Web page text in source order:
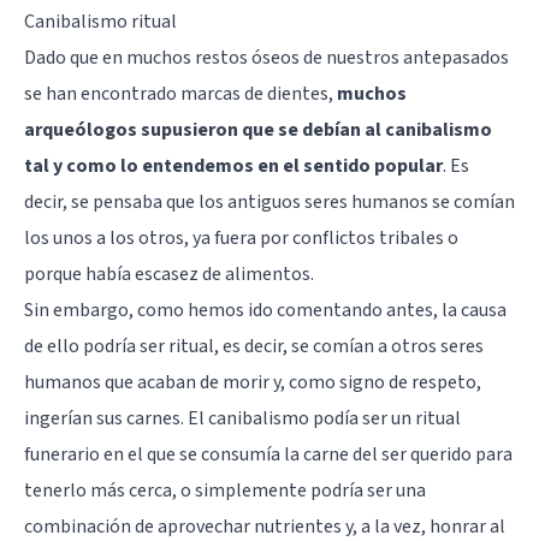
Canibalismo ritual
Dado que en muchos restos óseos de nuestros antepasados
se han encontrado marcas de dientes, muchos
arqueólogos supusieron que se debían al canibalismo
tal y como lo entendemos en el sentido popular. Es
decir, se pensaba que los antiguos seres humanos se comían
los unos a los otros, ya fuera por conflictos tribales o
porque había escasez de alimentos.
Sin embargo, como hemos ido comentando antes, la causa
de ello podría ser ritual, es decir, se comían a otros seres
humanos que acaban de morir y, como signo de respeto,
ingerían sus carnes. El canibalismo podía ser un ritual
funerario en el que se consumía la carne del ser querido para
tenerlo más cerca, o simplemente podría ser una
combinación de aprovechar nutrientes y, a la vez, honrar al